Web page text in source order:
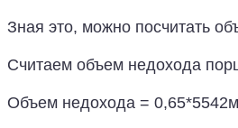
Зная это, можно посчитать
Считаем объем недохода
Объем недохода =